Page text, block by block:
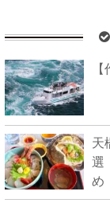
天
選
め